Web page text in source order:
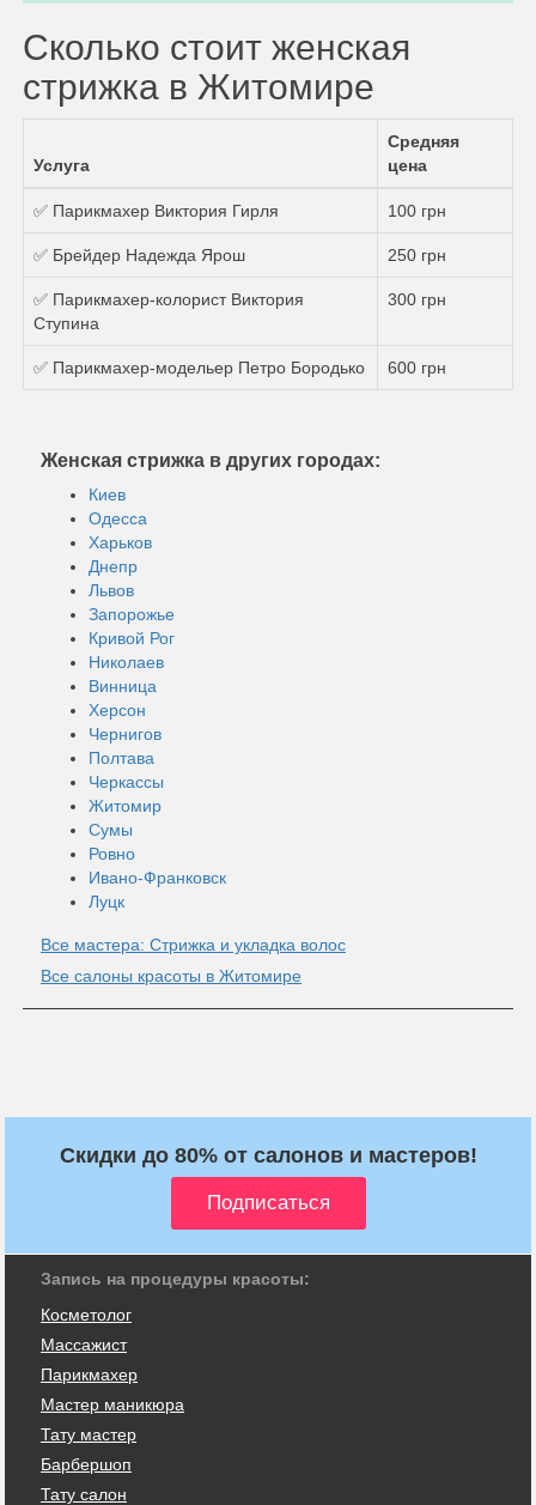
Сколько стоит женская
стрижка в Житомире
Услуга
Средняя
цена
✅ Парикмахер Виктория Гирля 100 грн
✅ Брейдер Надежда Ярош 250 грн
✅ Парикмахер-колорист Виктория
Ступина
300 грн
✅ Парикмахер-модельер Петро Бородько 600 грн
Женская стрижка в других городах:
Киев
Одесса
Харьков
Днепр
Львов
Запорожье
Кривой Рог
Николаев
Винница
Херсон
Чернигов
Полтава
Черкассы
Житомир
Сумы
Ровно
Ивано-Франковск
Луцк
Все мастера: Стрижка и укладка волос
Все салоны красоты в Житомире
Скидки до 80% от салонов и мастеров!
Запись на процедуры красоты:
Косметолог
Массажист
Парикмахер
Мастер маникюра
Тату мастер
Барбершоп
Тату салон